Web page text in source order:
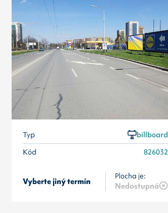
Typ
billboard
Kód
826032
Vyberte jiný termín Plocha je:
Nedostupná